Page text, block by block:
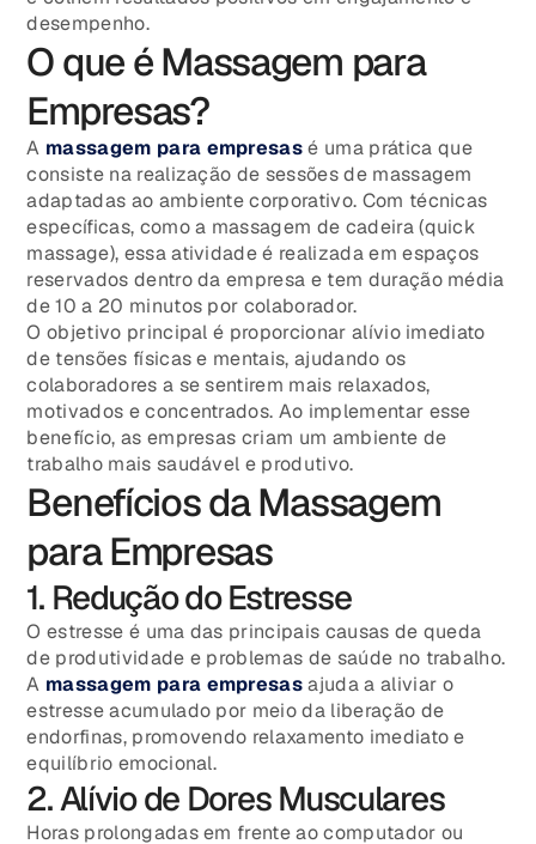
desempenho.
O que é Massagem para
Empresas?
A massagem para empresasé uma prática que
consiste na realização de sessões de massagem
adaptadas ao ambiente corporativo. Com técnicas
específicas, como a massagem de cadeira (quick
massage), essa atividade é realizada em espaços
reservados dentro da empresa e tem duração média
de 10 a 20 minutos por colaborador.
O objetivo principal é proporcionar alívio imediato
de tensões físicas e mentais, ajudando os
colaboradores a se sentirem mais relaxados,
motivados e concentrados. Ao implementar esse
benefício, as empresas criam um ambiente de
trabalho mais saudável e produtivo.
Benefícios da Massagem
para Empresas
1. Redução do Estresse
O estresse é uma das principais causas de queda
de produtividade e problemas de saúde no trabalho.
A massagem para empresasajuda a aliviar o
estresse acumulado por meio da liberação de
endorfinas, promovendo relaxamento imediato e
equilíbrio emocional.
2. Alívio de Dores Musculares
Horas prolongadas em frente ao computador ou